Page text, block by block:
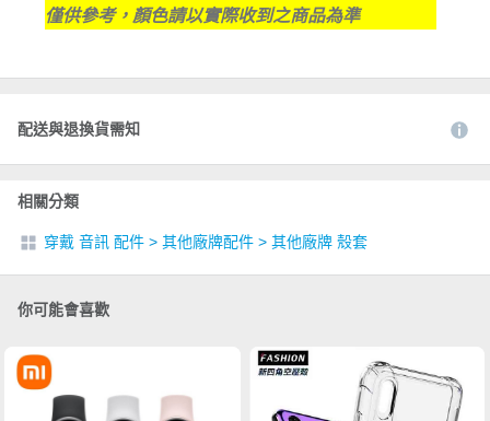
僅供參考，顏色請以實際收到之商品為準
配送與退換貨需知
相關分類
穿戴 音訊 配件 > 其他廠牌配件 > 其他廠牌 殼套
你可能會喜歡